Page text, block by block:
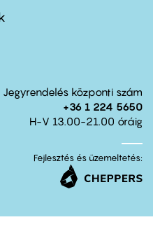
Jegyrendelés központi szám
+36 1 224 5650
H-V 13.00-21.00 óráig
Fejlesztés és üzemeltetés: